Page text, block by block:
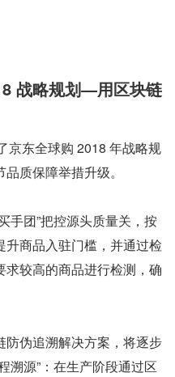
战略规划—用区块链
京东全球购 2018 年战略规
质保障举措升级。
手团”把控源头质量关，按
商品入驻门槛，并通过检
较高的商品进行检测，确
伪追溯解决方案，将逐步
溯源”：在生产阶段通过区